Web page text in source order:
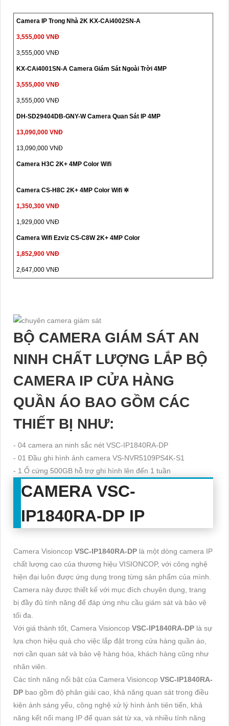
Camera IP Trong Nhà 2K KX-CAi4002SN-A
3,555,000 VNĐ
3,555,000 VNĐ
KX-CAi4001SN-A Camera Giám Sát Ngoài Trời 4MP
3,555,000 VNĐ
3,555,000 VNĐ
DH-SD29404DB-GNY-W Camera Quan Sát IP 4MP
13,090,000 VNĐ
13,090,000 VNĐ
Camera H3C 2K+ 4MP Color Wifi
Camera CS-H8C 2K+ 4MP Color Wifi ✲
1,350,300 VNĐ
1,929,000 VNĐ
Camera Wifi Ezviz CS-C8W 2K+ 4MP Color
1,852,900 VNĐ
2,647,000 VNĐ
BỘ CAMERA GIÁM SÁT AN
NINH CHẤT LƯỢNG LẮP BỘ
CAMERA IP CỬA HÀNG
QUẦN ÁO BAO GỒM CÁC
THIẾT BỊ NHƯ:
- 04 camera an ninh sắc nét VSC-IP1840RA-DP
- 01 Đầu ghi hình ảnh camera VS-NVR5109PS4K-S1
- 1 Ổ cứng 500GB hỗ trợ ghi hình lên đến 1 tuần
CAMERA VSC-
IP1840RA-DP IP
Camera Visioncop VSC-IP1840RA-DP là một dòng camera IP
chất lượng cao của thương hiệu VISIONCOP, với công nghệ
hiện đại luôn được ứng dụng trong từng sản phẩm của mình.
Camera này được thiết kế với mục đích chuyên dụng, trang
bị đầy đủ tính năng để đáp ứng nhu cầu giám sát và bảo vệ
tối đa.
Với giá thành tốt, Camera Visioncop VSC-IP1840RA-DP là sự
lựa chọn hiệu quả cho việc lắp đặt trong cửa hàng quần áo,
nơi cần quan sát và bảo vệ hàng hóa, khách hàng cũng như
nhân viên.
Các tính năng nổi bật của Camera Visioncop VSC-IP1840RA-
DP bao gồm độ phân giải cao, khả năng quan sát trong điều
kiện ánh sáng yếu, công nghệ xử lý hình ảnh tiên tiến, khả
năng kết nối mạng IP để quan sát từ xa, và nhiều tính năng